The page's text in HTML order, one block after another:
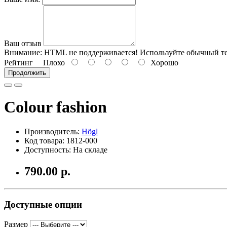
Ваш отзыв
Внимание: HTML не поддерживается! Используйте обычный
Рейтинг Плохо Хорошо
Продолжить
Colour fashion
Производитель: Högl
Код товара: 1812-000
Доступность: На складе
790.00 р.
Доступные опции
Размер